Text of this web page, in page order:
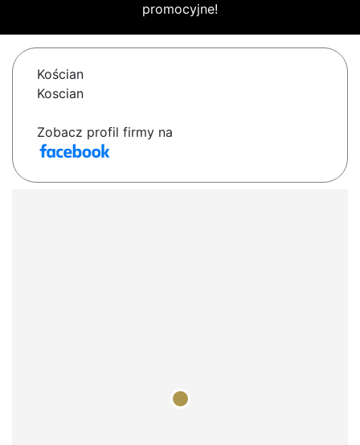
promocyjne!
Kościan
Koscian
Zobacz profil firmy na